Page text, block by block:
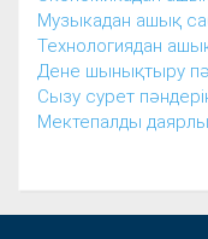
Музыкадан ашық
Технологиядан
Дене шынықтыру
Сызу сурет
Мектепалды